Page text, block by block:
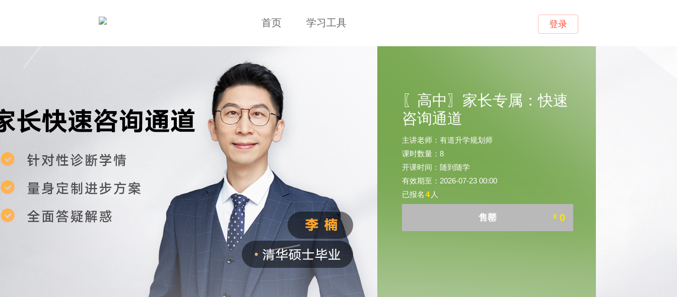
首页 学习工具 登录
〖高中〗家长专属：快速
咨询通道
主讲老师：有道升学规划师
课时数量：8
开课时间：随到随学
有效期至：2026-07-23 00:00
已报名 4 人
售罄 ¥ 0